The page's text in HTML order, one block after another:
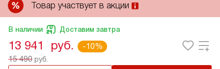
Товар участвует в акции
В наличии Доставим завтра
13 941 руб.
-10%
15 490 руб.